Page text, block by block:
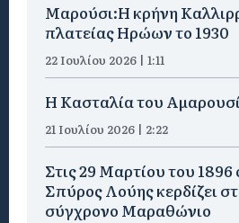
Μαρούσι:Η κρήνη
πλατείας Ηρώων το 1930
22 Ιουλίου 2026 | 1:11
Η Κασταλία του
21 Ιουλίου 2026 | 2:22
Στις 29 Μαρτίου του
Σπύρος Λούης κερδίζει
σύγχρονο Μαραθώνιο